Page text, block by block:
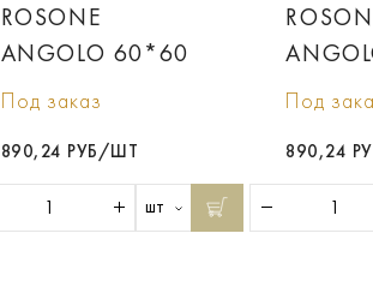
ROSONE
ANGOLO 60*60
Под заказ
890,24 РУБ/ШТ
шт
Под
890,24